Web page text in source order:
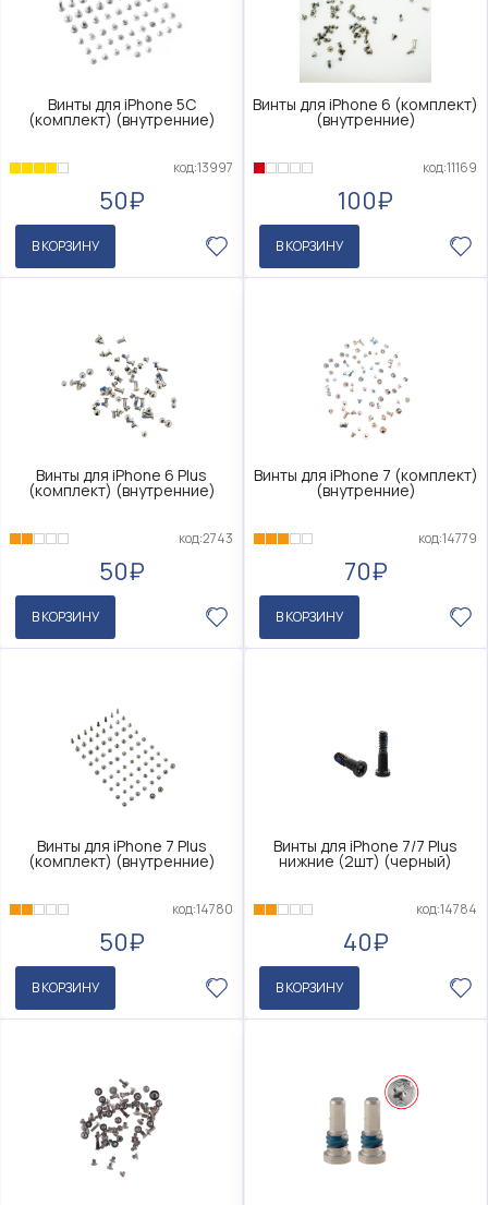
Винты для iPhone 5C
(комплект) (внутренние)
код:13997
50₽
В КОРЗИНУ
Винты для iPhone 6 (комплект)
(внутренние)
код:11169
100₽
В КОРЗИНУ
Винты для iPhone 6 Plus
(комплект) (внутренние)
код:2743
50₽
В КОРЗИНУ
Винты для iPhone 7 (комплект)
(внутренние)
код:14779
70₽
В КОРЗИНУ
Винты для iPhone 7 Plus
(комплект) (внутренние)
код:14780
50₽
В КОРЗИНУ
Винты для iPhone 7/7 Plus
нижние (2шт) (черный)
код:14784
40₽
В КОРЗИНУ